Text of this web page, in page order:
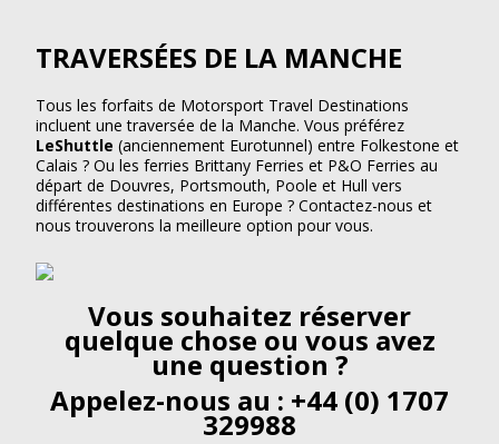
TRAVERSÉES DE LA MANCHE
Tous les forfaits de Motorsport Travel Destinations
incluent une traversée de la Manche. Vous préférez
LeShuttle (anciennement Eurotunnel) entre Folkestone et
Calais ? Ou les ferries Brittany Ferries et P&O Ferries au
départ de Douvres, Portsmouth, Poole et Hull vers
différentes destinations en Europe ? Contactez-nous et
nous trouverons la meilleure option pour vous.
Vous souhaitez réserver
quelque chose ou vous avez
une question ?
Appelez-nous au : +44 (0) 1707
329988